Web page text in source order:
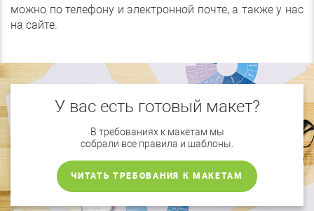
можно по телефону и электронной почте, а также у нас
на сайте.
У вас есть готовый макет?
В требованиях к макетам мы
собрали все правила и шаблоны.
ЧИТАТЬ ТРЕБОВАНИЯ К МАКЕТАМ